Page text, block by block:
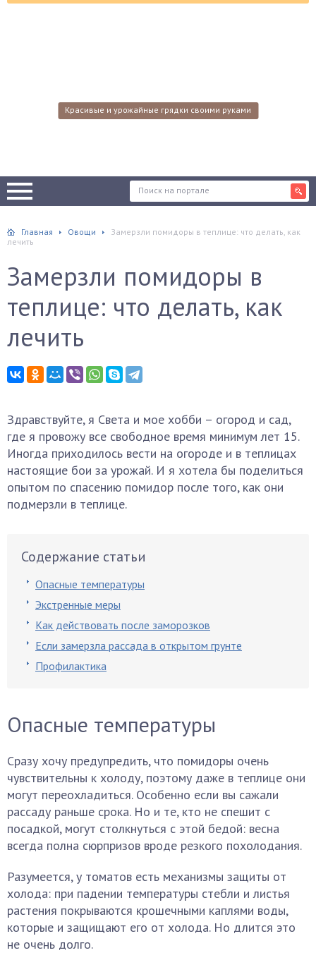
Красивые и урожайные грядки своими руками
Главная Овощи
Замерзли помидоры в теплице: что делать, как
лечить
Замерзли помидоры в
теплице: что делать, как
лечить
Здравствуйте, я Света и мое хобби – огород и сад,
где я провожу все свободное время минимум лет 15.
Иногда приходилось вести на огороде и в теплицах
настоящие бои за урожай. И я хотела бы поделиться
опытом по спасению помидор после того, как они
подмерзли в теплице.
Содержание статьи
Опасные температуры
Экстренные меры
Как действовать после заморозков
Если замерзла рассада в открытом грунте
Профилактика
Опасные температуры
Сразу хочу предупредить, что помидоры очень
чувствительны к холоду, поэтому даже в теплице они
могут переохладиться. Особенно если вы сажали
рассаду раньше срока. Но и те, кто не спешит с
посадкой, могут столкнуться с этой бедой: весна
всегда полна сюрпризов вроде резкого похолодания.
Разумеется, у томатов есть механизмы защиты от
холода: при падении температуры стебли и листья
растения покрываются крошечными каплями воды,
которые и защищают его от холода. Но длится это
не очень долго.